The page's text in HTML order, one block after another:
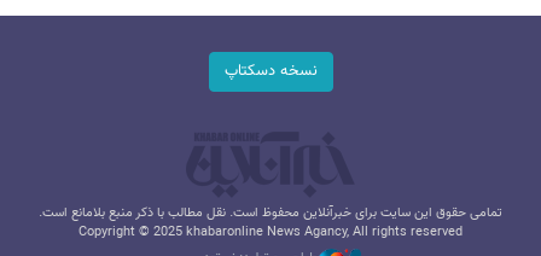
نسخه دسکتاپ
تمامی حقوق این سایت برای خبرآنلاین محفوظ است. نقل مطالب با ذکر منبع بلامانع است.
Copyright © 2025 khabaronline News Agancy, All rights reserved